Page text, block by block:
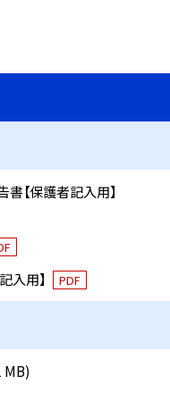
【保護者記入用】
入用】 PDF
MB)